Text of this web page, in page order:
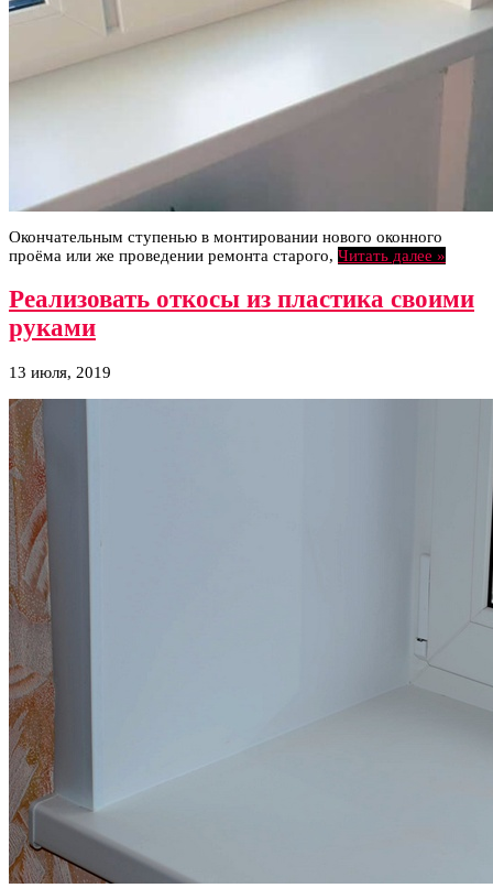
Окончательным ступенью в монтировании нового оконного
проёма или же проведении ремонта старого, Читать далее »
Реализовать откосы из пластика своими
руками
13 июля, 2019